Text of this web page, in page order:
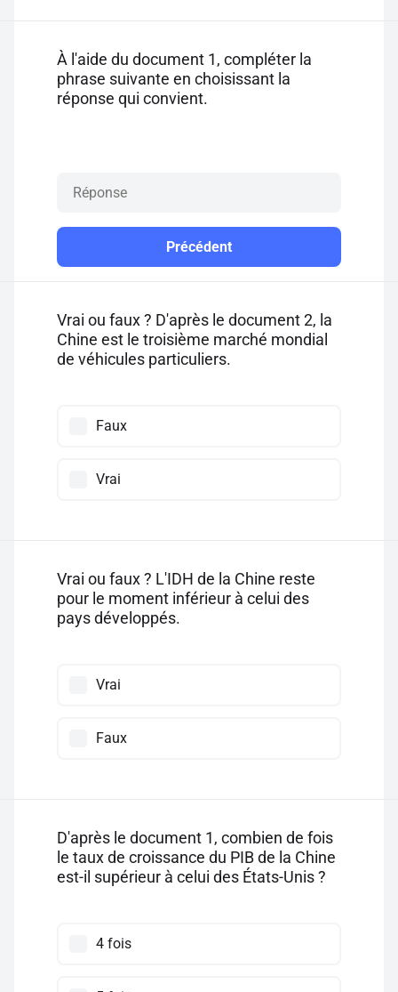
À l'aide du document 1, compléter la
phrase suivante en choisissant la
réponse qui convient.
Précédent
Vrai ou faux ? D'après le document 2, la
Chine est le troisième marché mondial
de véhicules particuliers.
Faux
Vrai
Vrai ou faux ? L'IDH de la Chine reste
pour le moment inférieur à celui des
pays développés.
Vrai
Faux
D'après le document 1, combien de fois
le taux de croissance du PIB de la Chine
est-il supérieur à celui des États-Unis ?
4 fois